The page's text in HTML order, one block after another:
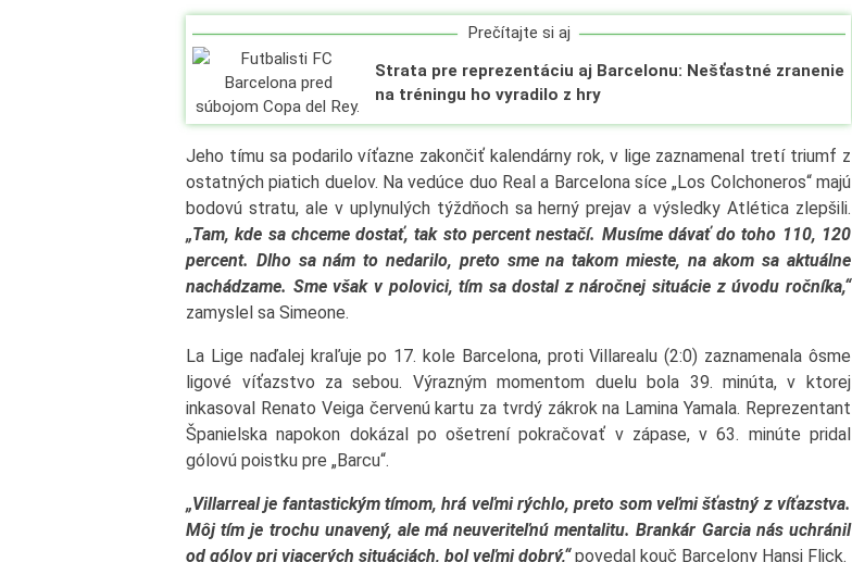
Prečítajte si aj
Strata pre reprezentáciu aj Barcelonu: Nešťastné zranenie
na tréningu ho vyradilo z hry
Jeho tímu sa podarilo víťazne zakončiť kalendárny rok, v lige zaznamenal tretí triumf z
ostatných piatich duelov. Na vedúce duo Real a Barcelona síce „Los Colchoneros“ majú
bodovú stratu, ale v uplynulých týždňoch sa herný prejav a výsledky Atlética zlepšili.
„Tam, kde sa chceme dostať, tak sto percent nestačí. Musíme dávať do toho 110, 120
percent. Dlho sa nám to nedarilo, preto sme na takom mieste, na akom sa aktuálne
nachádzame. Sme však v polovici, tím sa dostal z náročnej situácie z úvodu ročníka,“
zamyslel sa Simeone.
La Lige naďalej kraľuje po 17. kole Barcelona, proti Villarealu (2:0) zaznamenala ôsme
ligové víťazstvo za sebou. Výrazným momentom duelu bola 39. minúta, v ktorej
inkasoval Renato Veiga červenú kartu za tvrdý zákrok na Lamina Yamala. Reprezentant
Španielska napokon dokázal po ošetrení pokračovať v zápase, v 63. minúte pridal
gólovú poistku pre „Barcu“.
„Villarreal je fantastickým tímom, hrá veľmi rýchlo, preto som veľmi šťastný z víťazstva.
Môj tím je trochu unavený, ale má neuveriteľnú mentalitu. Brankár Garcia nás uchránil
od gólov pri viacerých situáciách, bol veľmi dobrý,“povedal kouč Barcelony Hansi Flick.